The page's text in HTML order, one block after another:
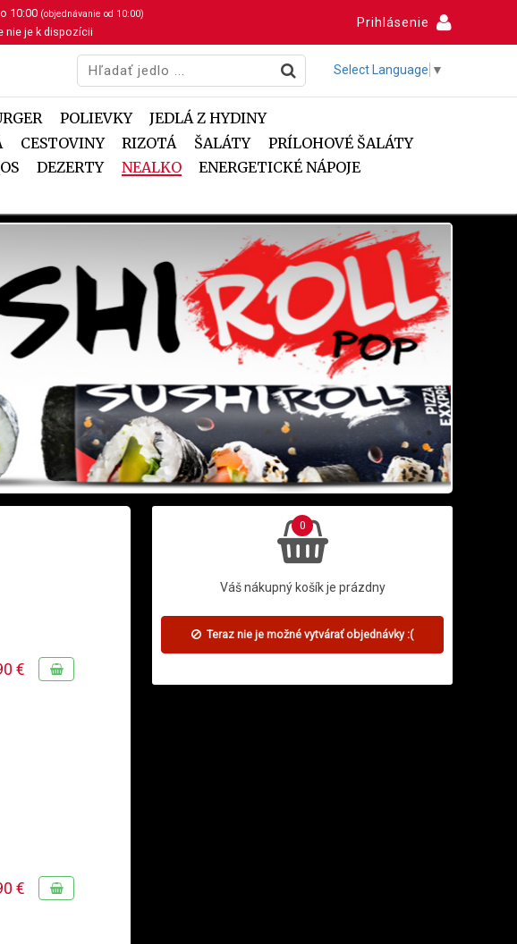
10:00 (objednávanie od 10:00)
nie je k dispozícii
Prihlásenie
Select Language ▼
POLIEVKY
JEDLÁ Z HYDINY
CESTOVINY RIZOTÁ ŠALÁTY
PRÍLOHOVÉ ŠALÁTY
DEZERTY NEALKO
ENERGETICKÉ NÁPOJE
€
€
0
Váš nákupný košík je prázdny
Teraz nie je možné vytvárať objednávky :(